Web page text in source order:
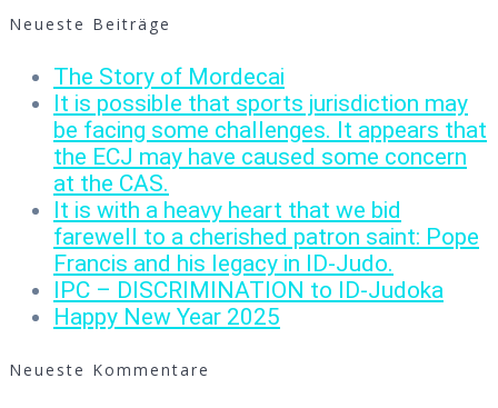
Neueste Beiträge
The Story of Mordecai
It is possible that sports jurisdiction may
be facing some challenges. It appears that
the ECJ may have caused some concern
at the CAS.
It is with a heavy heart that we bid
farewell to a cherished patron saint: Pope
Francis and his legacy in ID-Judo.
IPC – DISCRIMINATION to ID-Judoka
Happy New Year 2025
Neueste Kommentare